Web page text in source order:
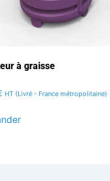
à graisse
HT (Livré - France métropolitaine)